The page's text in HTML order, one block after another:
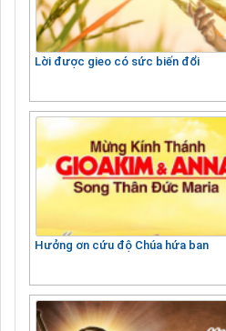
Lời được gieo có sức biến đổi
Hưởng ơn cứu độ Chúa hứa ban